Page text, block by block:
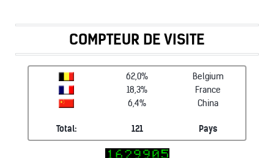
COMPTEUR DE VISITE
62,0%
Belgium
18,3%
France
6,4%
China
Total: 121 Pays